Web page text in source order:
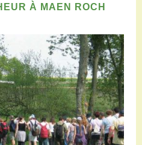
À MAEN ROCH